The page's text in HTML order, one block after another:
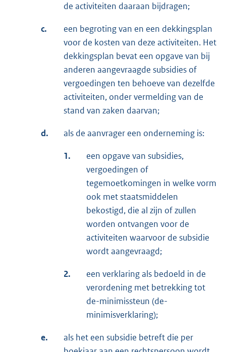
de activiteiten daaraan bijdragen;
c.
een begroting van en een dekkingsplan
voor de kosten van deze activiteiten. Het
dekkingsplan bevat een opgave van bij
anderen aangevraagde subsidies of
vergoedingen ten behoeve van dezelfde
activiteiten, onder vermelding van de
stand van zaken daarvan;
d. als de aanvrager een onderneming is:
1.
een opgave van subsidies,
vergoedingen of
tegemoetkomingen in welke vorm
ook met staatsmiddelen
bekostigd, die al zijn of zullen
worden ontvangen voor de
activiteiten waarvoor de subsidie
wordt aangevraagd;
2.
een verklaring als bedoeld in de
verordening met betrekking tot
de-minimissteun (de-
minimisverklaring);
e.
als het een subsidie betreft die per